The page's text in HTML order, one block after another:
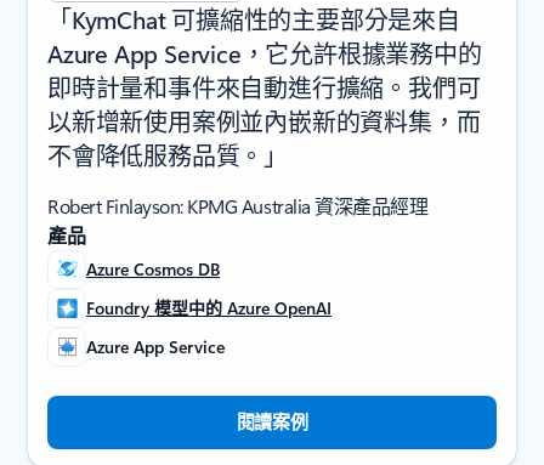
「KymChat 可擴縮性的主要部分是來自
Azure App Service，它允許根據業務中的
即時計量和事件來自動進行擴縮。我們可
以新增新使用案例並內嵌新的資料集，而
不會降低服務品質。」
Robert Finlayson: KPMG Australia 資深產品經理
產品
Azure Cosmos DB
Foundry 模型中的 Azure OpenAI
Azure App Service
閱讀案例